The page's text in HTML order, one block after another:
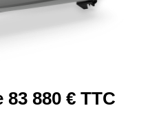
880 € TTC